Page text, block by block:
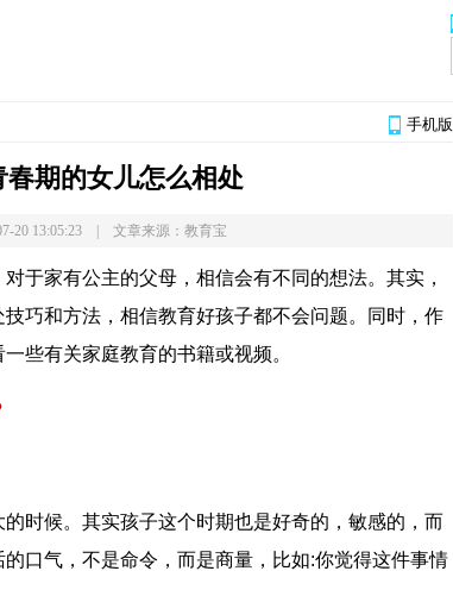
手机版
春期的女儿怎么相处
20 13:05:23 | 文章来源：教育宝
于家有公主的父母，相信会有不同的想法。其实，
巧和方法，相信教育好孩子都不会问题。同时，作
些有关家庭教育的书籍或视频。
时候。其实孩子这个时期也是好奇的，敏感的，而
口气，不是命令，而是商量，比如:你觉得这件事情